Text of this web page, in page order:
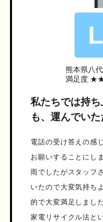
L
熊本県八
満足度
私たちでは持
も、運んでいた
電話の受け答えの感
お願いすることにし
雨でしたがスタッフ
いたので大変気持ち
的で大変満足しまし
家電リサイクル法と